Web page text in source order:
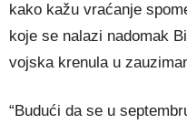
kako kažu vraćanje
koje se nalazi nadomak
vojska krenula u
“Budući da se u